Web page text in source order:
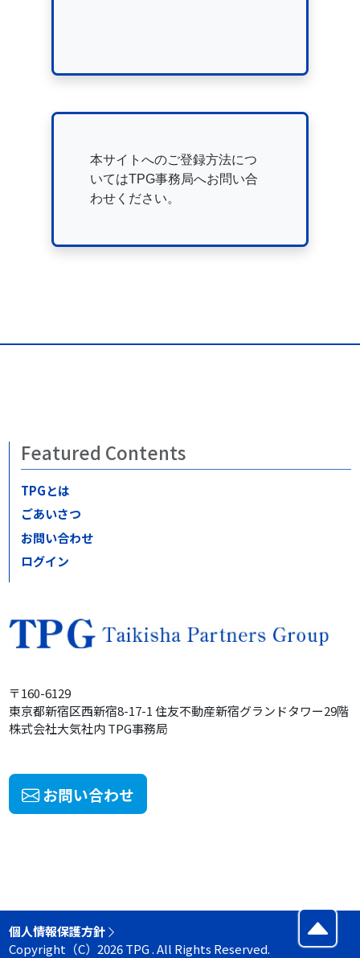
本サイトへのご登録方法につ
いてはTPG事務局へお問い合
わせください。
〒160-6129
東京都新宿区西新宿8-17-1 住友不動産新宿グランドタワー29階
株式会社大気社内TPG事務局
お問い合わせ
Featured Contents
TPGとは
ごあいさつ
お問い合わせ
ログイン
個人情報保護方針
Copyright（C）2026 TPG . All Rights Reserved.